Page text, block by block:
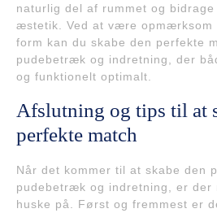
naturlig del af rummet og
æstetik. Ved at være opmærksom
form kan du skabe den perfekte
pudebetræk og indretning, der
og funktionelt optimalt.
Afslutning og tips til at
perfekte match
Når det kommer til at skabe den
pudebetræk og indretning, er der
huske på. Først og fremmest er